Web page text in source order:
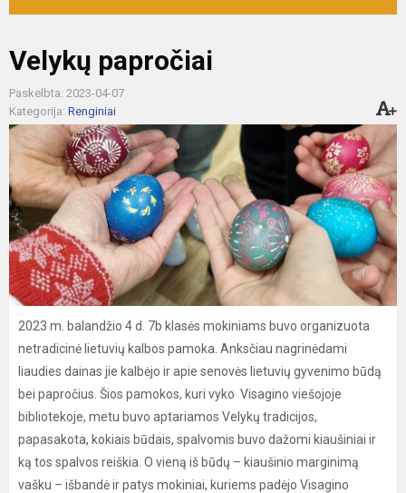
Velykų papročiai
Paskelbta: 2023-04-07
Kategorija: Renginiai
2023 m. balandžio 4 d. 7b klasės mokiniams buvo organizuota
netradicinė lietuvių kalbos pamoka. Anksčiau nagrinėdami
liaudies dainas jie kalbėjo ir apie senovės lietuvių gyvenimo būdą
bei papročius. Šios pamokos, kuri vyko Visagino viešojoje
bibliotekoje, metu buvo aptariamos Velykų tradicijos,
papasakota, kokiais būdais, spalvomis buvo dažomi kiaušiniai ir
ką tos spalvos reiškia. O vieną iš būdų – kiaušinio marginimą
vašku – išbandė ir patys mokiniai, kuriems padėjo Visagino